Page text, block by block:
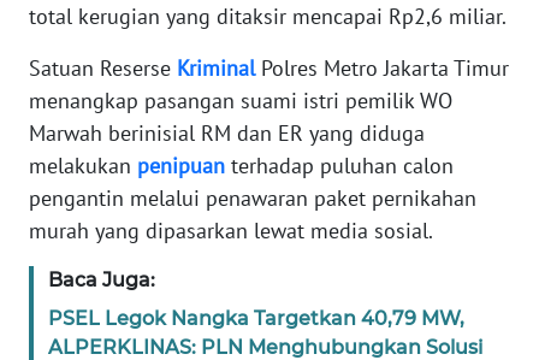
total kerugian yang ditaksir mencapai Rp2,6 miliar.
Satuan Reserse KriminalPolres Metro Jakarta Timur
menangkap pasangan suami istri pemilik WO
Marwah berinisial RM dan ER yang diduga
melakukan penipuan terhadap puluhan calon
pengantin melalui penawaran paket pernikahan
murah yang dipasarkan lewat media sosial.
Baca Juga:
PSEL Legok Nangka Targetkan 40,79 MW,
ALPERKLINAS: PLN Menghubungkan Solusi
TENTANG
PEDOMAN
MEDIA
SIBER
REDAKSI